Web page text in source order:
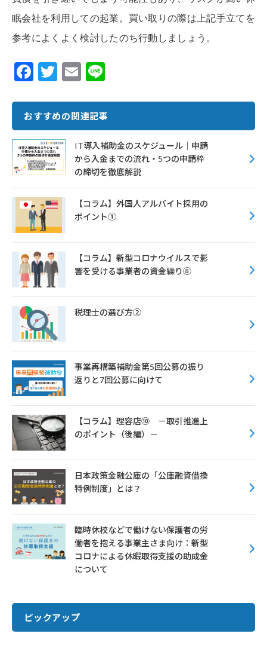
眠会社を利用しての起業。買い取りの際は上記手立てを
参考によくよく検討したのち行動しましょう。
F
e
b
o
o
k
T
it
te
r
E
ai
l
e
おすすめの関連記事
IT導入補助金のスケジュール｜申請
から入金までの流れ・5つの申請枠
の締切を徹底解説
【コラム】外国人アルバイト採用の
ポイント①
【コラム】新型コロナウイルスで影
響を受ける事業者の資金繰り⑧
税理士の選び方②
事業再構築補助金第5回公募の振り
返りと7回公募に向けて
【コラム】理容店⑩ －取引推進上
のポイント（後編）－
日本政策金融公庫の「公庫融資借換
特例制度」とは？
臨時休校などで働けない保護者の労
働者を抱える事業主さま向け：新型
コロナによる休暇取得支援の助成金
について
ピックアップ